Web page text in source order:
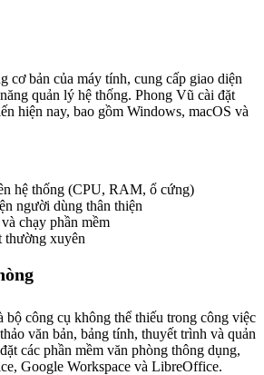
cơ bản của máy tính, cung cấp giao diện
quản lý hệ thống. Phong Vũ cài đặt
hiện nay, bao gồm Windows, macOS và
hệ thống (CPU, RAM, ổ cứng)
người dùng thân thiện
chạy phần mềm
thường xuyên
bộ công cụ không thể thiếu trong công việc
văn bản, bảng tính, thuyết trình và quản
các phần mềm văn phòng thông dụng,
Google Workspace và LibreOffice.